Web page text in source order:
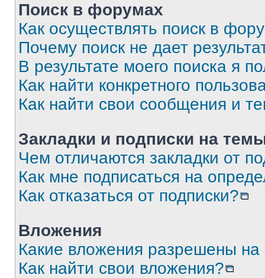
Поиск в форумах
Как осуществлять поиск в
Почему поиск не дает
В результате моего поиска я
Как найти конкретного
Как найти свои сообщения и
Закладки и подписки на
Чем отличаются закладки от
Как мне подписаться на
Как отказаться от подписки?
Вложения
Какие вложения разрешены
Как найти свои вложения?